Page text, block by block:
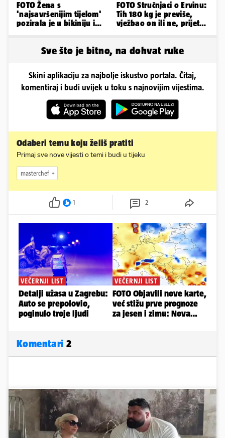
FOTO Žena s
'najsavršenijim tijelom'
pozirala je u bikiniju i
FOTO Stručnjaci o Ervinu:
Tih 180 kg je previše,
vježbao on ili ne, prijete
Sve što je bitno, na dohvat ruke
Skini aplikaciju za najbolje iskustvo portala. Čitaj,
komentiraj i budi uvijek u toku s najnovijim vijestima.
Odaberi temu koju želiš pratiti
Primaj sve nove vijesti o temi i budi u tijeku
masterchef
1 2
Komentari 2